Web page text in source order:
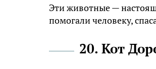
Эти животные —
помогали человеку,
20. Кот